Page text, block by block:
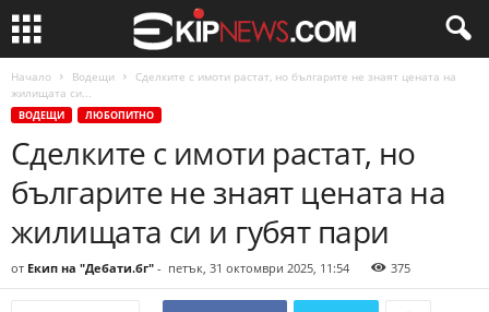
Начало Водещи
Сделките с имоти растат, но българите не знаят цената на
жилищата си...
ВОДЕЩИ ЛЮБОПИТНО
Сделките с имоти растат, но
българите не знаят цената на
жилищата си и губят пари
от Екип на "Дебати.бг" - петък, 31 октомври 2025, 11:54 375